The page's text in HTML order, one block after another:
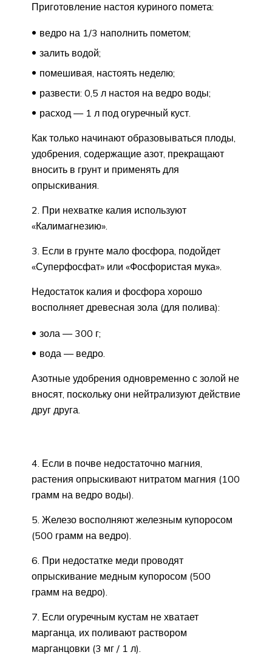
Приготовление настоя куриного помета:
ведро на 1/3 наполнить пометом;
залить водой;
помешивая, настоять неделю;
развести: 0,5 л настоя на ведро воды;
расход — 1 л под огуречный куст.
Как только начинают образовываться плоды,
удобрения, содержащие азот, прекращают
вносить в грунт и применять для
опрыскивания.
2. При нехватке калия используют
«Калимагнезию».
3. Если в грунте мало фосфора, подойдет
«Суперфосфат» или «Фосфористая мука».
Недостаток калия и фосфора хорошо
восполняет древесная зола (для полива):
зола — 300 г;
вода — ведро.
Азотные удобрения одновременно с золой не
вносят, поскольку они нейтрализуют действие
друг друга.
4. Если в почве недостаточно магния,
растения опрыскивают нитратом магния (100
грамм на ведро воды).
5. Железо восполняют железным купоросом
(500 грамм на ведро).
6. При недостатке меди проводят
опрыскивание медным купоросом (500
грамм на ведро).
7. Если огуречным кустам не хватает
марганца, их поливают раствором
марганцовки (3 мг / 1 л).